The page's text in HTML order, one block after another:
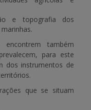
e topografia dos
também
para este
dos instrumentos de
que se situam